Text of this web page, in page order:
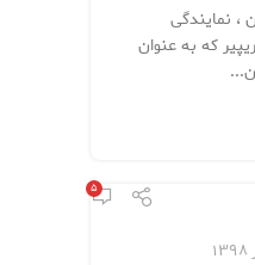
، نمایندگی
که به عنوان
۵